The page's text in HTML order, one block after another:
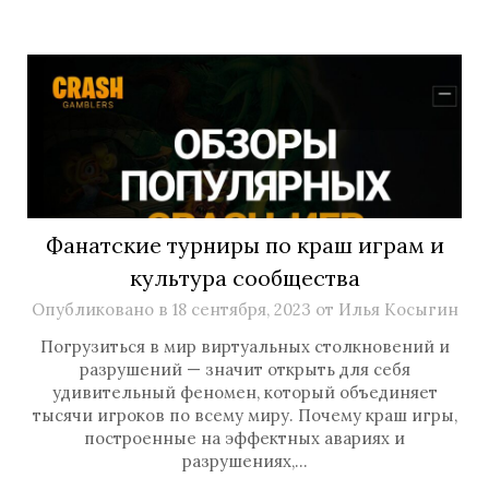
Фанатские турниры по краш играм и
культура сообщества
Опубликовано в 18 сентября, 2023 от Илья Косыгин
Погрузиться в мир виртуальных столкновений и
разрушений — значит открыть для себя
удивительный феномен, который объединяет
тысячи игроков по всему миру. Почему краш игры,
построенные на эффектных авариях и
разрушениях,…